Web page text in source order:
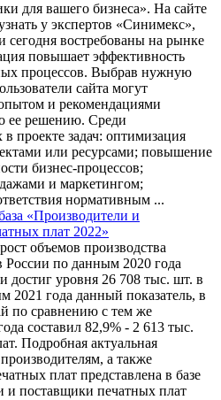
для вашего бизнеса». На сайте
у экспертов «Синимекс»,
сегодня востребованы на рынке
повышает эффективность
процессов. Выбрав нужную
сайта могут
и рекомендациями
ее решению. Среди
проекте задач: оптимизация
или ресурсами; повышение
бизнес-процессов;
и маркетингом;
нормативным ...
«Производители и
плат 2022»
объемов производства
России по данным 2020 года
достиг уровня 26 708 тыс. шт. в
2021 года данный показатель, в
по сравнению с тем же
составил 82,9% - 2 613 тыс.
Подробная актуальная
а также
плат представлена в базе
и поставщики печатных плат